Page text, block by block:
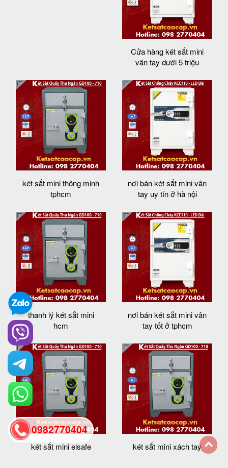
Cửa hàng két sắt mini
vân tay dưới 5 triệu
két sắt mini thông minh
tphcm
nơi bán két sắt mini vân
tay uy tín ở hà nội
thanh lý két sắt mini
hcm
nơi bán két sắt mini vân
tay tốt ở tphcm
két sắt mini elsafe két sắt mini xách tay
0982770404